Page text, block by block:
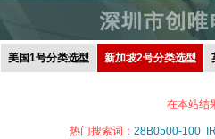
美国1号分类选型 新加坡2号分类选型
在本站结
热门搜索词： 28B0500-100